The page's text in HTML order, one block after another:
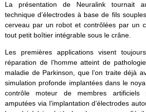
La présentation de Neuralink tournait
technique d’électrodes à base de fils
cerveau par un robot et contrôlées par un
tout petit boîtier intégrable sous le crâne.
Les premières applications visent
réparation de l’homme atteint de
maladie de Parkinson, que l’on traite déjà
simulation profonde implantées dans le
contrôle moteur de membres artificiels
amputées via l’implantation d’électrodes